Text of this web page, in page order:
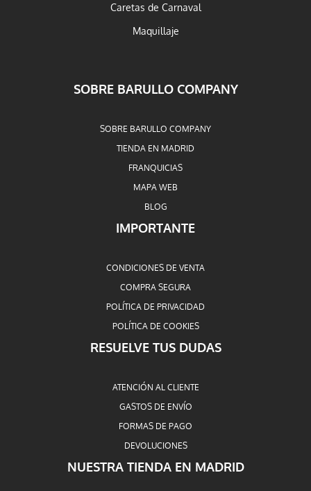
Caretas de Carnaval
Maquillaje
SOBRE BARULLO COMPANY
SOBRE BARULLO COMPANY
TIENDA EN MADRID
FRANQUICIAS
MAPA WEB
BLOG
IMPORTANTE
CONDICIONES DE VENTA
COMPRA SEGURA
POLÍTICA DE PRIVACIDAD
POLÍTICA DE COOKIES
RESUELVE TUS DUDAS
ATENCIÓN AL CLIENTE
GASTOS DE ENVÍO
FORMAS DE PAGO
DEVOLUCIONES
NUESTRA TIENDA EN MADRID